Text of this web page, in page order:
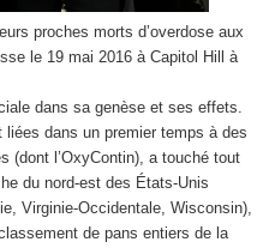
proches morts d’overdose aux
le 19 mai 2016 à Capitol Hill à
dans sa genèse et ses effets.
liées dans un premier temps à des
(dont l’OxyContin), a touché tout
du nord-est des États-Unis
Virginie-Occidentale, Wisconsin),
de pans entiers de la